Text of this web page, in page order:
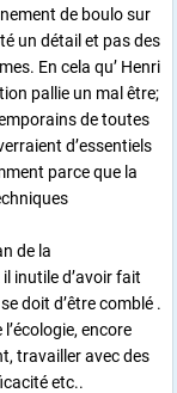
de boulo sur
un détail et pas des
En cela qu’ Henri
pallie un mal être;
de toutes
d’essentiels
parce que la
de la
inutile d’avoir fait
doit d’être comblé .
encore
travailler avec des
etc..